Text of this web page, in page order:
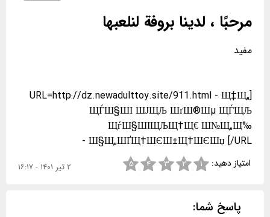
مرحبًا ، لدینا بروفة لنلعبها
[URL=http://dz.newadulttoy.site/911.html - Щ‡Щ„
ЩЃШ§ШІ ШЈЩЉ ШґШ®Шµ ЩЃЩЉ
ЩѓШ§ШІЩЉЩ†Щ€ Ш№Щ„Щ‰
Ш§Щ„ШҐЩ†ШЄШ±Щ†ШЄШџ [/URL -
امتیاز دهید: ۱ ۲ ۳ ۴ ۵ ۲ تیر ۱۴۰۱ - ۱۶:۱۷
پاسخ شما: